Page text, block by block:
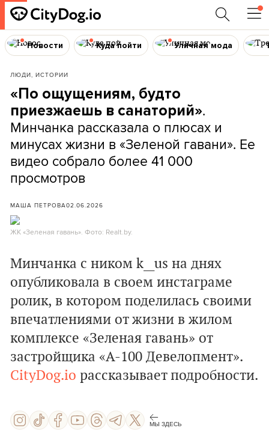
Новости Куда пойти Уличная мода
ЛЮДИ, ИСТОРИИ
«По ощущениям, будто
приезжаешь в санаторий».
Минчанка рассказала о плюсах и
минусах жизни в «Зеленой гавани». Ее
видео собрало более 41 000
просмотров
МАША ПЕТРОВА02.06.2026
ЖК «Зеленая гавань». Фото: Realt.by.
Минчанка с ником k__us на днях
опубликовала в своем инстаграме
ролик, в котором поделилась своими
впечатлениями от жизни в жилом
комплексе «Зеленая гавань» от
застройщика «А-100 Девелопмент».
CityDog.io рассказывает подробности.
МЫ ЗДЕСЬ